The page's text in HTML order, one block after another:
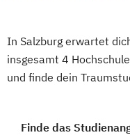
In Salzburg erwartet
insgesamt 4
und finde dein
Finde das